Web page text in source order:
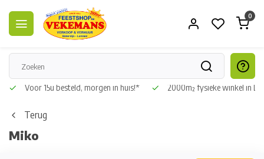
0
Voor 15u besteld, morgen in huis!* 2000m² fysieke winkel in
Terug
Miko